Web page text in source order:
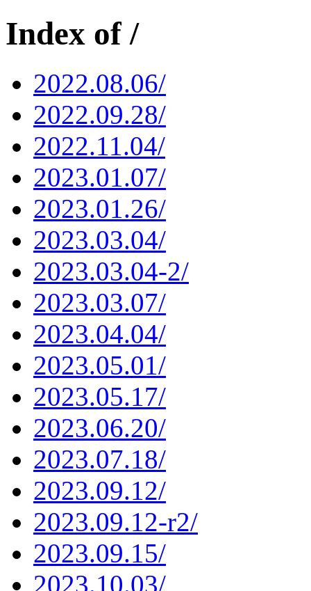
Index of /
2022.08.06/
2022.09.28/
2022.11.04/
2023.01.07/
2023.01.26/
2023.03.04/
2023.03.04-2/
2023.03.07/
2023.04.04/
2023.05.01/
2023.05.17/
2023.06.20/
2023.07.18/
2023.09.12/
2023.09.12-r2/
2023.09.15/
2023.10.03/